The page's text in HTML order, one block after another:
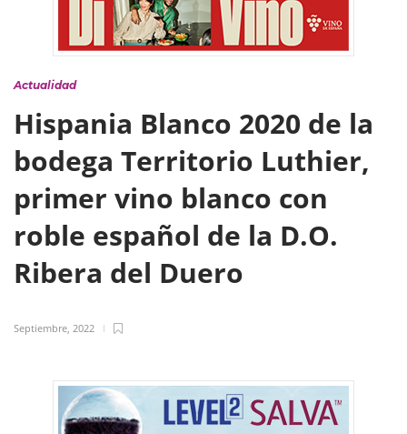
Actualidad
Hispania Blanco 2020 de la
bodega Territorio Luthier,
primer vino blanco con
roble español de la D.O.
Ribera del Duero
Septiembre, 2022